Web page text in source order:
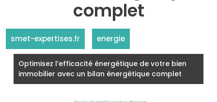
complet
smet-expertises.fr energie
Optimisez l’efficacité énergétique de votre bien
immobilier avec un bilan énergétique complet